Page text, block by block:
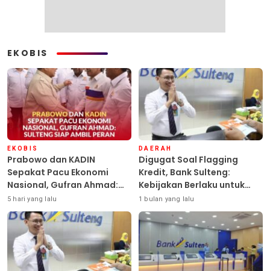
EKOBIS
EKOBIS
Prabowo dan KADIN
Sepakat Pacu Ekonomi
Nasional, Gufran Ahmad:
Sulteng Siap Ambil Peran
5 hari yang lalu
DAERAH
Digugat Soal Flagging
Kredit, Bank Sulteng:
Kebijakan Berlaku untuk
Seluruh Debitur ASN
1 bulan yang lalu